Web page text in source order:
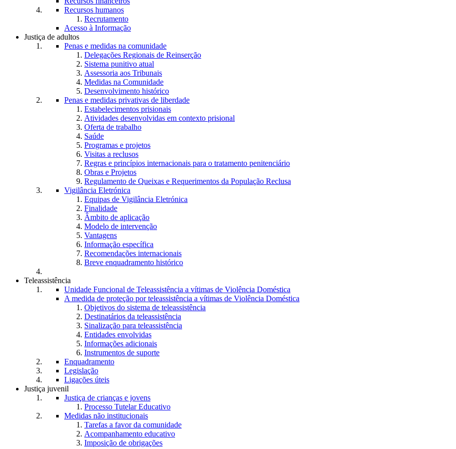
Recursos humanos
Recrutamento
Acesso à Informação
Justiça de adultos
Penas e medidas na comunidade
Delegações Regionais de Reinserção
Sistema punitivo atual
Assessoria aos Tribunais
Medidas na Comunidade
Desenvolvimento histórico
Penas e medidas privativas de liberdade
Estabelecimentos prisionais
Atividades desenvolvidas em contexto prisional
Oferta de trabalho
Saúde
Programas e projetos
Visitas a reclusos
Regras e princípios internacionais para o tratamento penitenciário
Obras e Projetos
Regulamento de Queixas e Requerimentos da População Reclusa
Vigilância Eletrónica
Equipas de Vigilância Eletrónica
Finalidade
Âmbito de aplicação
Modelo de intervenção
Vantagens
Informação específica
Recomendações internacionais
Breve enquadramento histórico
Teleassistência
Unidade Funcional de Teleassistência a vítimas de Violência Doméstica
A medida de proteção por teleassistência a vítimas de Violência Doméstica
Objetivos do sistema de teleassistência
Destinatários da teleassistência
Sinalização para teleassistência
Entidades envolvidas
Informações adicionais
Instrumentos de suporte
Enquadramento
Legislação
Ligações úteis
Justiça juvenil
Justiça de crianças e jovens
Processo Tutelar Educativo
Medidas não institucionais
Tarefas a favor da comunidade
Acompanhamento educativo
Imposição de obrigações